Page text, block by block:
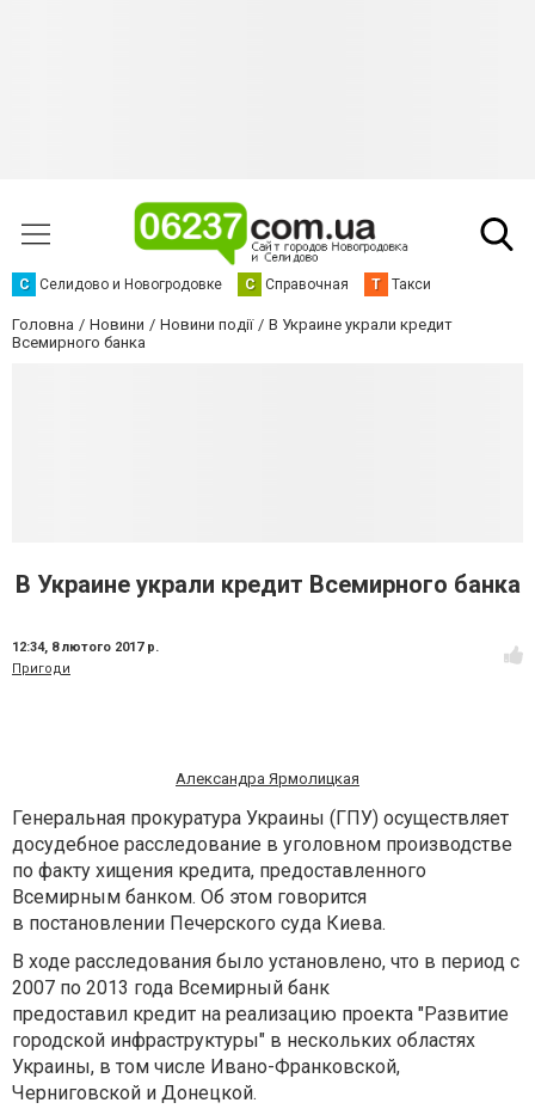
С Селидово и Новогродовке С Справочная Т Такси
Головна Новини Новини події
В Украине украли кредит
Всемирного банка
В Украине украли кредит Всемирного банка
12:34, 8 лютого 2017 р.
Пригоди
Александра Ярмолицкая
Генеральная прокуратура Украины (ГПУ) осуществляет
досудебное расследование в уголовном производстве
по факту хищения кредита, предоставленного
Всемирным банком. Об этом говорится
в постановлении Печерского суда Киева.
В ходе расследования было установлено, что в период с
2007 по 2013 года Всемирный банк
предоставил кредит на реализацию проекта "Развитие
городской инфраструктуры" в нескольких областях
Украины, в том числе Ивано-Франковской,
Черниговской и Донецкой.